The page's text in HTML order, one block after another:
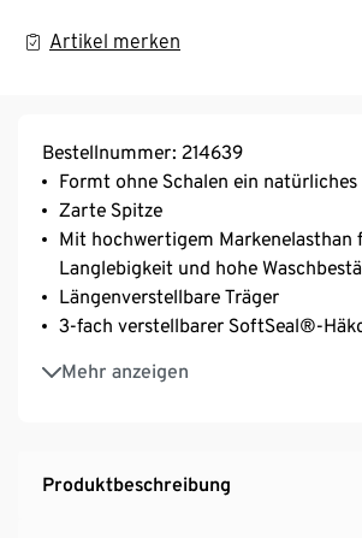
Artikel merken
Bestellnummer: 214639
Formt ohne Schalen ein
Zarte Spitze
Mit hochwertigem Markenelasthan
Langlebigkeit und hohe
Längenverstellbare Träger
3-fach verstellbarer SoftSeal®-
Mehr anzeigen
Optimale Passform:
an Cup-Größe angepasst
Produktbeschreibung